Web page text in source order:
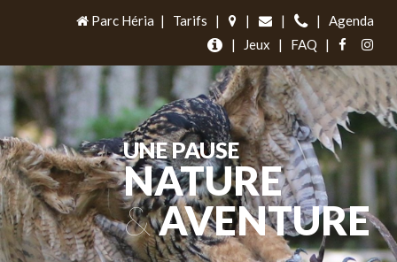
Parc Héria | Tarifs | | | |
Agenda
|
Jeux | FAQ |
UNE PAUSE
NATURE
&AVENTURE